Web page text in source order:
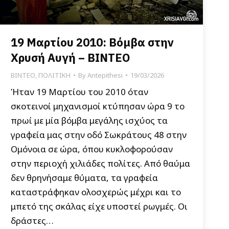
19 Μαρτίου 2010: Βόμβα στην
Χρυσή Αυγή – BINTEO
ΒΙΝΤΕΟ, ΠΟΛΙΤΙΚΗ ByAntepithesi 19/03/2026
Ήταν 19 Μαρτίου του 2010 όταν
σκοτεινοί μηχανισμοί κτύπησαν ώρα 9 το
πρωί με μία βόμβα μεγάλης ισχύος τα
γραφεία μας στην οδό Σωκράτους 48 στην
Ομόνοια σε ώρα, όπου κυκλοφορούσαν
στην περιοχή χιλιάδες πολίτες. Από θαύμα
δεν θρηνήσαμε θύματα, τα γραφεία
καταστράφηκαν ολοσχερώς μέχρι και το
μπετό της σκάλας είχε υποστεί ρωγμές. Οι
δράστες…